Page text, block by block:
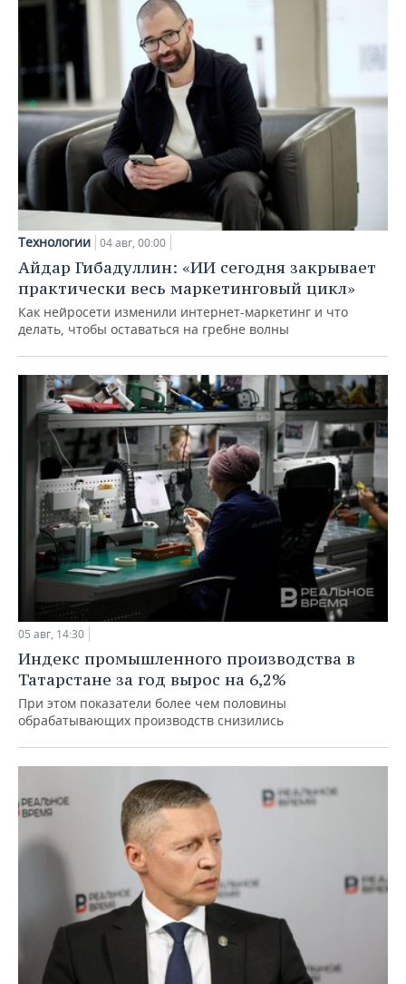
Технологии 04 авг, 00:00
Айдар Гибадуллин: «ИИ сегодня закрывает
практически весь маркетинговый цикл»
Как нейросети изменили интернет-маркетинг и что
делать, чтобы оставаться на гребне волны
05 авг, 14:30
Индекс промышленного производства в
Татарстане за год вырос на 6,2%
При этом показатели более чем половины
обрабатывающих производств снизились